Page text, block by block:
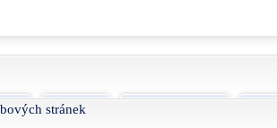
Nápověda
stránek